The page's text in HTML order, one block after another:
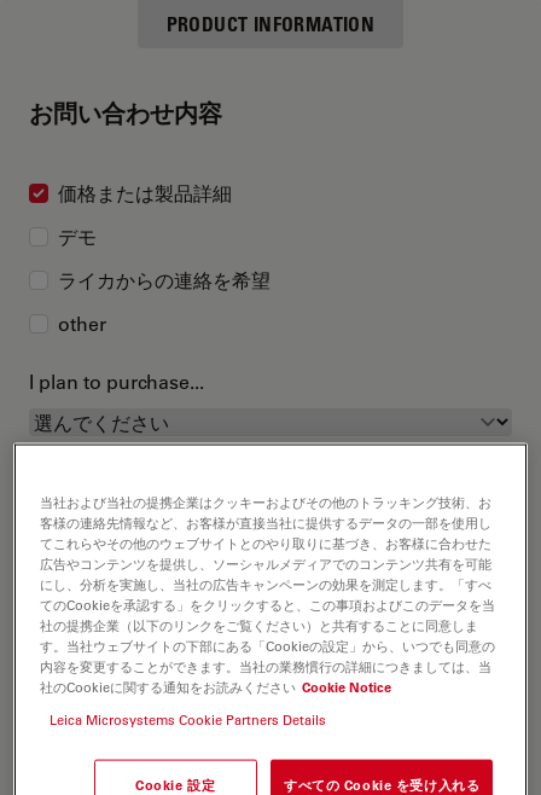
PRODUCT INFORMATION
お問い合わせ内容
価格または製品詳細
デモ
ライカからの連絡を希望
other
I plan to purchase...
お客様情報
役職 オプションの
当社および当社の提携企業はクッキーおよびその他のトラッキング技術、お
客様の連絡先情報など、お客様が直接当社に提供するデータの一部を使用し
てこれらやその他のウェブサイトとのやり取りに基づき、お客様に合わせた
広告やコンテンツを提供し、ソーシャルメディアでのコンテンツ共有を可能
にし、分析を実施し、当社の広告キャンペーンの効果を測定します。「すべ
てのCookieを承認する」をクリックすると、この事項およびこのデータを当
社の提携企業（以下のリンクをご覧ください）と共有することに同意しま
す。当社ウェブサイトの下部にある「Cookieの設定」から、いつでも同意の
内容を変更することができます。当社の業務慣行の詳細につきましては、当
社のCookieに関する通知をお読みください Cookie Notice
Leica Microsystems Cookie Partners Details
Cookie 設定 すべての Cookie を受け入れる